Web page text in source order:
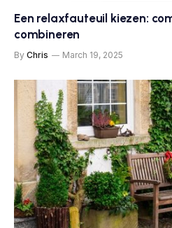
Een relaxfauteuil kiezen:
combineren
By Chris March 19, 2025